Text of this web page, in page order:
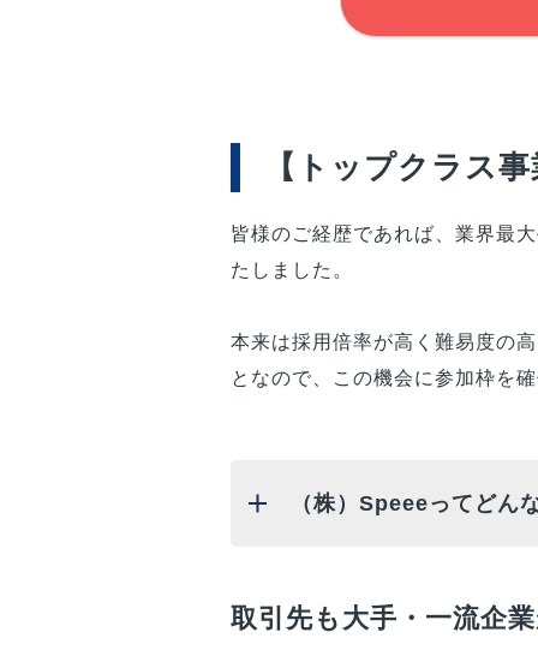
【トップクラス
皆様のご経歴であれば、業界最
たしました。
本来は採用倍率が高く難易度の
となので、この機会に参加枠を
（株）Speeeってどん
取引先も大手・一流企